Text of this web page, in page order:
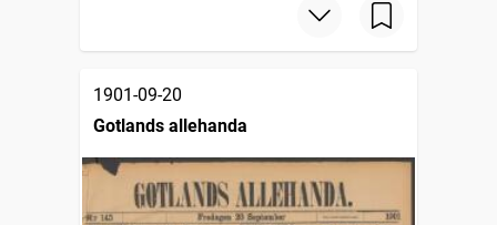
1901-09-20
Gotlands allehanda